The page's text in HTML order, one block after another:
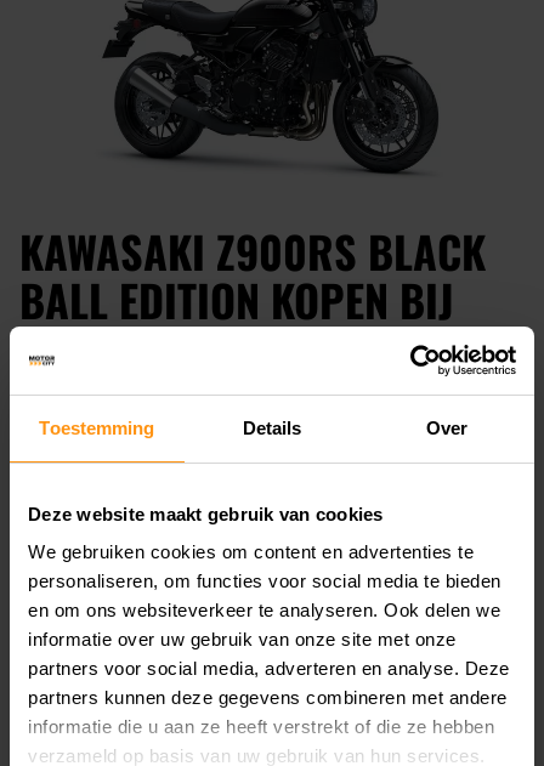
Toestemming Details Over
Deze website maakt gebruik van cookies
We gebruiken cookies om content en advertenties te
personaliseren, om functies voor social media te bieden
en om ons websiteverkeer te analyseren. Ook delen we
informatie over uw gebruik van onze site met onze
partners voor social media, adverteren en analyse. Deze
partners kunnen deze gegevens combineren met andere
informatie die u aan ze heeft verstrekt of die ze hebben
verzameld op basis van uw gebruik van hun services.
KAWASAKI Z900RS BLACK
BALL EDITION KOPEN BIJ
MOTORCITY AMSTERDAM
MotorCity is de officiële Kawasaki-dealer in
Noord-Holland. Bekijk de Kawasaki Z900RS
Black Ball Edition in onze showroom of plaats
alvast een voororder.
Liever een ander model? Ontdek ook de
Kawasaki Z650, Z900ofZ H2.
Bekijk ons volledige aanbod vannieuwe
Kawasaki’sof bekijk onzeKawasaki-occasions